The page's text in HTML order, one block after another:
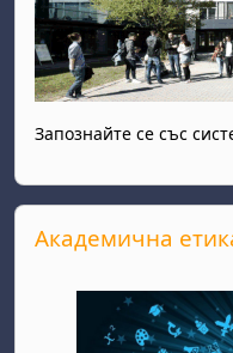
Запознайте се със
Прескочи Академична
Академична